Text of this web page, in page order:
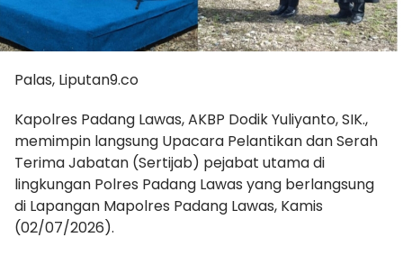
Palas, Liputan9.co
Kapolres Padang Lawas, AKBP Dodik Yuliyanto, SIK.,
memimpin langsung Upacara Pelantikan dan Serah
Terima Jabatan (Sertijab) pejabat utama di
lingkungan Polres Padang Lawas yang berlangsung
di Lapangan Mapolres Padang Lawas, Kamis
(02/07/2026).